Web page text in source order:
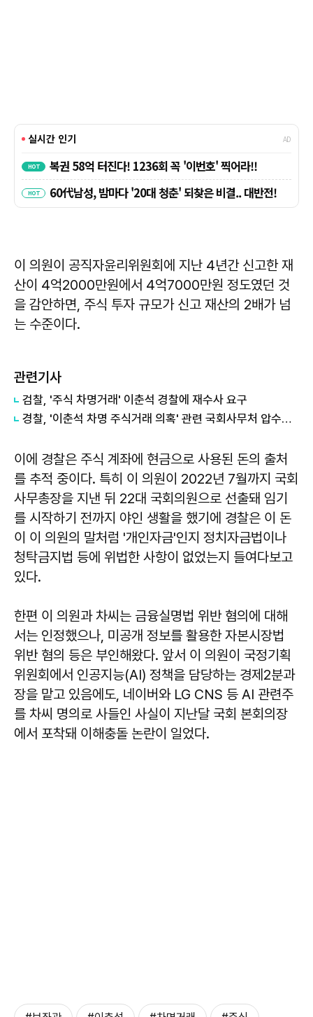
이 의원이 공직자윤리위원회에 지난 4년간 신고한 재
산이 4억2000만원에서 4억7000만원 정도였던 것
을 감안하면, 주식 투자 규모가 신고 재산의 2배가 넘
는 수준이다.
관련기사
검찰, '주식 차명거래' 이춘석 경찰에 재수사 요구
경찰, '이춘석 차명 주식거래 의혹' 관련 국회사무처 압수수색
이에 경찰은 주식 계좌에 현금으로 사용된 돈의 출처
를 추적 중이다. 특히 이 의원이 2022년 7월까지 국회
사무총장을 지낸 뒤 22대 국회의원으로 선출돼 임기
를 시작하기 전까지 야인 생활을 했기에 경찰은 이 돈
이 이 의원의 말처럼 '개인자금'인지 정치자금법이나
청탁금지법 등에 위법한 사항이 없었는지 들여다보고
있다.
한편 이 의원과 차씨는 금융실명법 위반 혐의에 대해
서는 인정했으나, 미공개 정보를 활용한 자본시장법
위반 혐의 등은 부인해왔다. 앞서 이 의원이 국정기획
위원회에서 인공지능(AI) 정책을 담당하는 경제2분과
장을 맡고 있음에도, 네이버와 LG CNS 등 AI 관련주
를 차씨 명의로 사들인 사실이 지난달 국회 본회의장
에서 포착돼 이해충돌 논란이 일었다.